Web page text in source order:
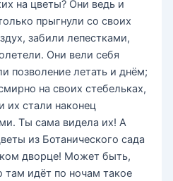
на цветы? Они ведь и
прыгнули со своих
забили лепестками,
Они вели себя
позволение летать и днём;
на своих стебельках,
их стали наконец
Ты сама видела их! А
из Ботанического сада
дворце! Может быть,
там идёт по ночам такое